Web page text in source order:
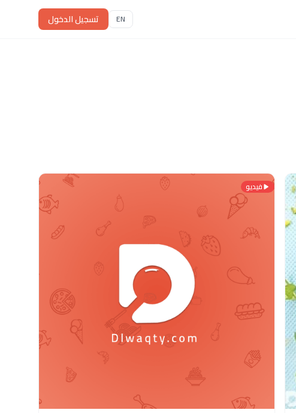
EN تسجيل الدخول
فيديو